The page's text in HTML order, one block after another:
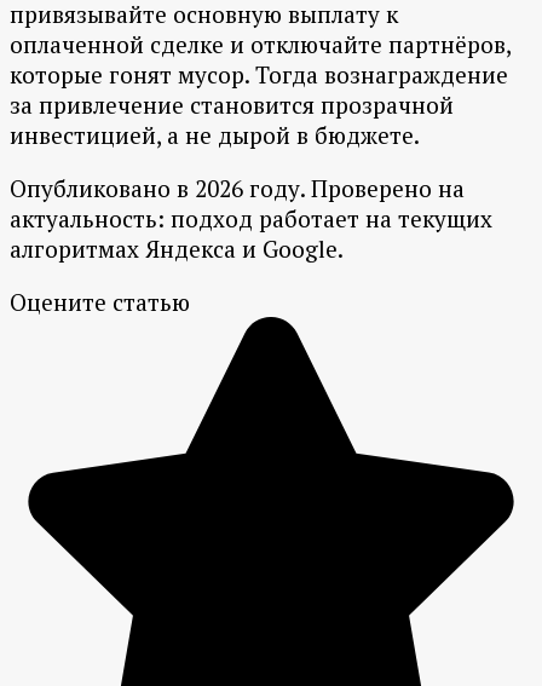
привязывайте основную выплату к
оплаченной сделке и отключайте партнёров,
которые гонят мусор. Тогда вознаграждение
за привлечение становится прозрачной
инвестицией, а не дырой в бюджете.
Опубликовано в 2026 году. Проверено на
актуальность: подход работает на текущих
алгоритмах Яндекса и Google.
Оцените статью